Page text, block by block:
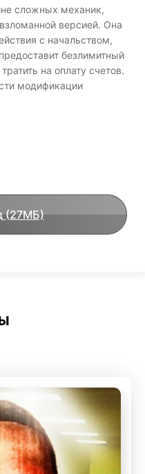
сложных механик,
версией. Она
с начальством,
безлимитный
на оплату счетов.
модификации
(27МБ)